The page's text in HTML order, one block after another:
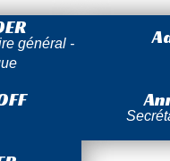
général -